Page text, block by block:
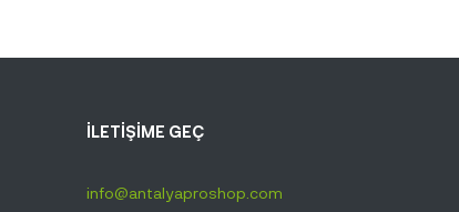
İLETİŞİME GEÇ
info@antalyaproshop.com